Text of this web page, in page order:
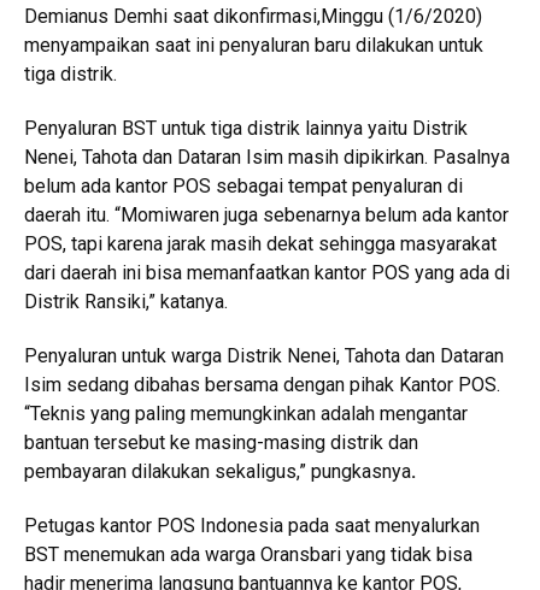
Demianus Demhi saat dikonfirmasi,Minggu (1/6/2020)
menyampaikan saat ini penyaluran baru dilakukan untuk
tiga distrik.
Penyaluran BST untuk tiga distrik lainnya yaitu Distrik
Nenei, Tahota dan Dataran Isim masih dipikirkan. Pasalnya
belum ada kantor POS sebagai tempat penyaluran di
daerah itu. “Momiwaren juga sebenarnya belum ada kantor
POS, tapi karena jarak masih dekat sehingga masyarakat
dari daerah ini bisa memanfaatkan kantor POS yang ada di
Distrik Ransiki,” katanya.
Penyaluran untuk warga Distrik Nenei, Tahota dan Dataran
Isim sedang dibahas bersama dengan pihak Kantor POS.
“Teknis yang paling memungkinkan adalah mengantar
bantuan tersebut ke masing-masing distrik dan
pembayaran dilakukan sekaligus,” pungkasnya.
Petugas kantor POS Indonesia pada saat menyalurkan
BST menemukan ada warga Oransbari yang tidak bisa
hadir menerima langsung bantuannya ke kantor POS,